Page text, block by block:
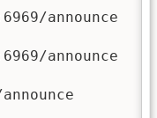
announce
announce